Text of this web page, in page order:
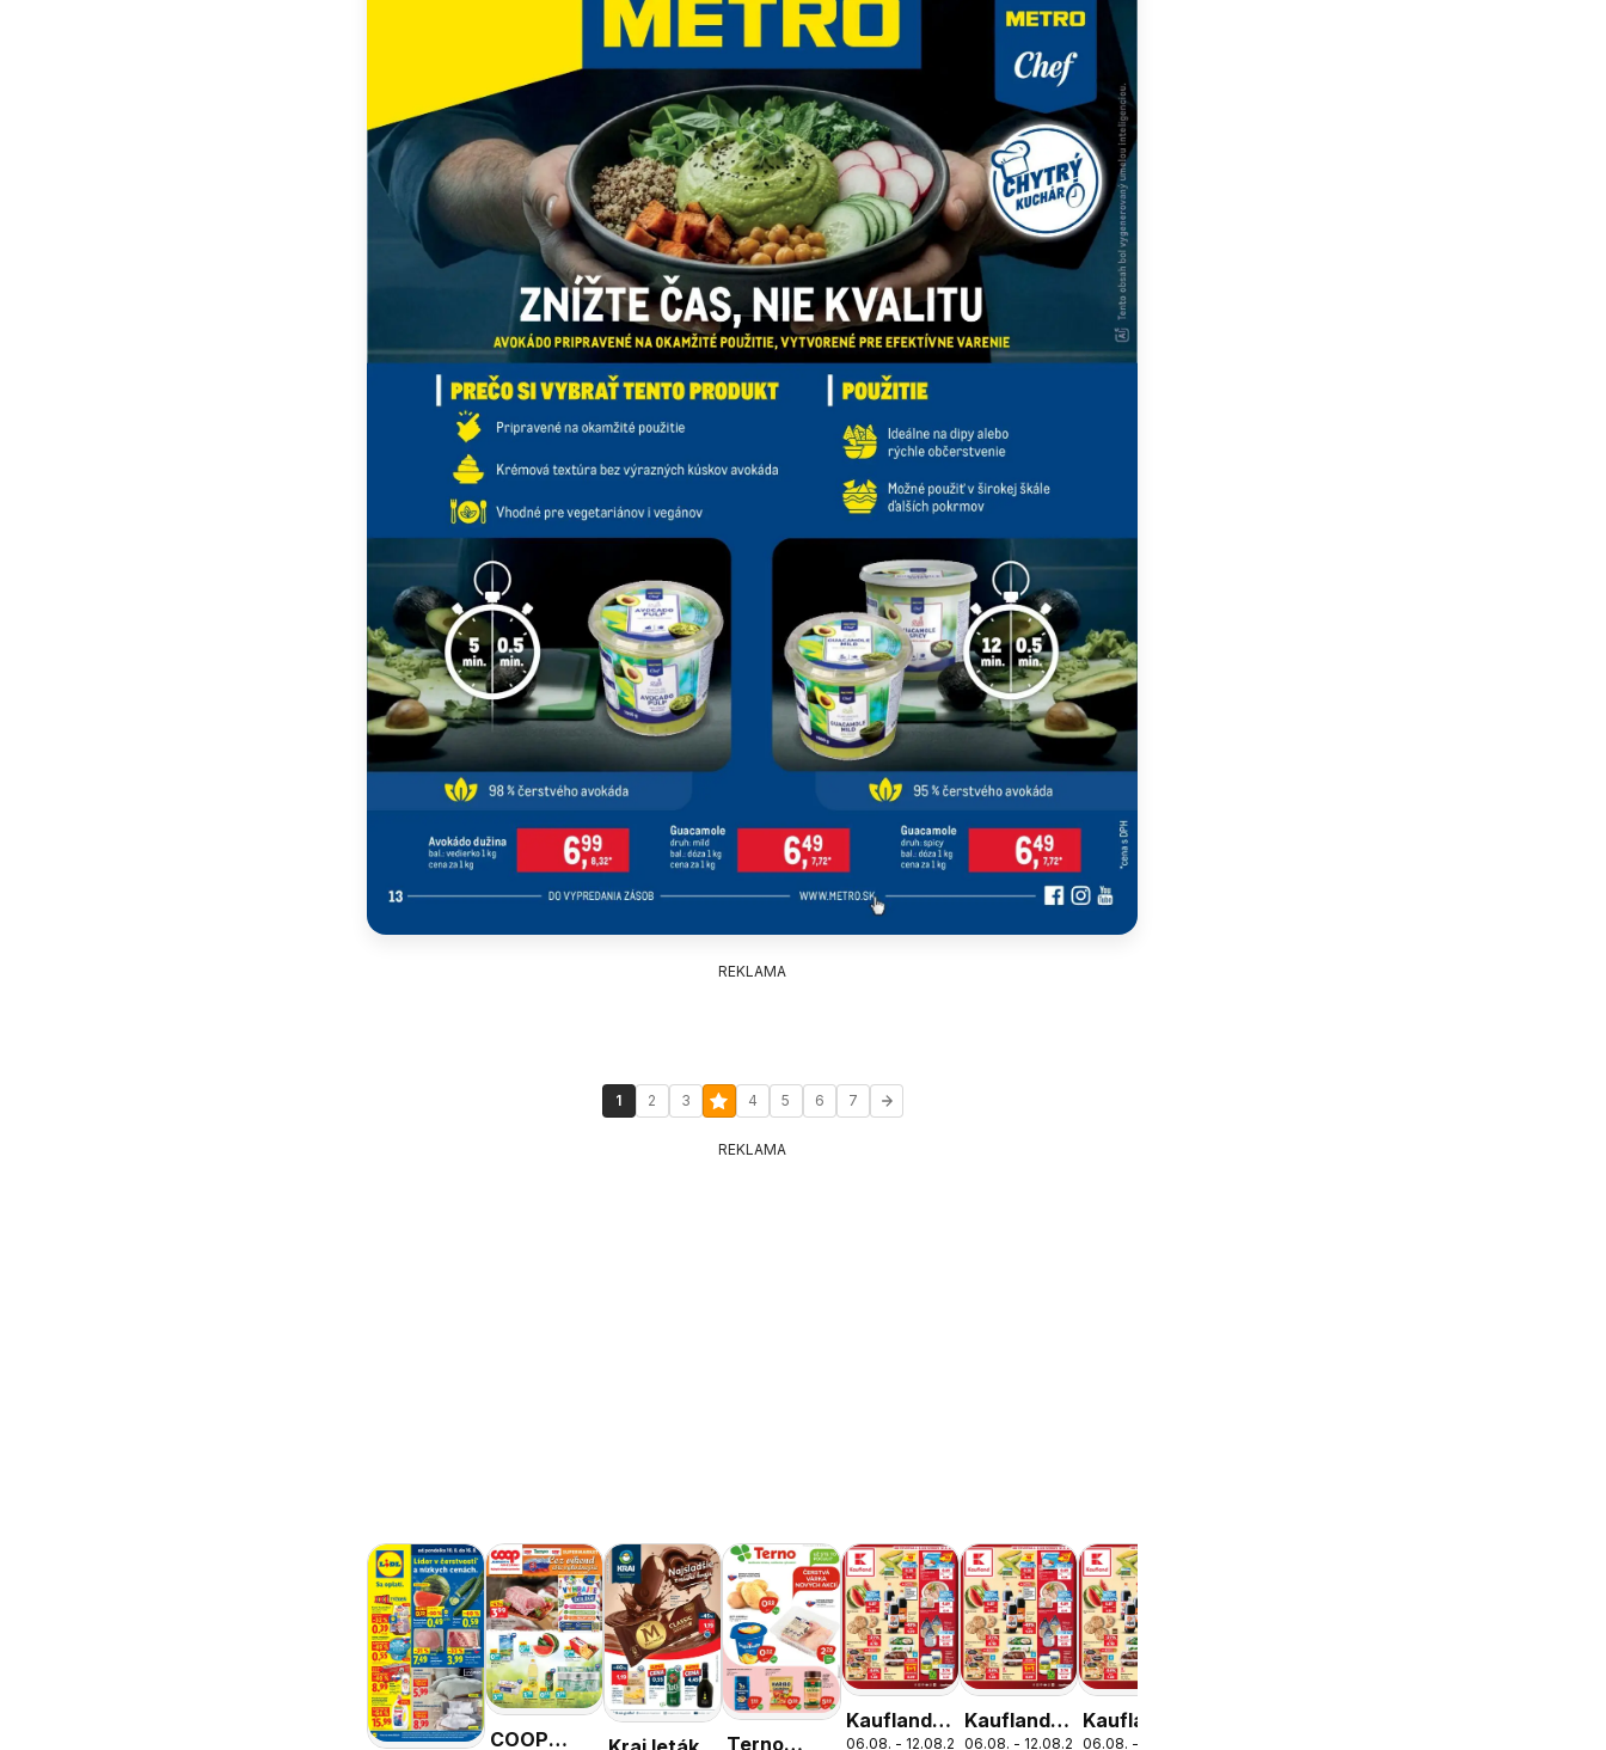
REKLAMA
1 2 3 4 5 6 7
REKLAMA
COOP
Terno
Kaufland
06.08. - 12.08.2026
Kaufland
06.08. - 12.08.2026
Kaufland
06.08. - 12.08.2026